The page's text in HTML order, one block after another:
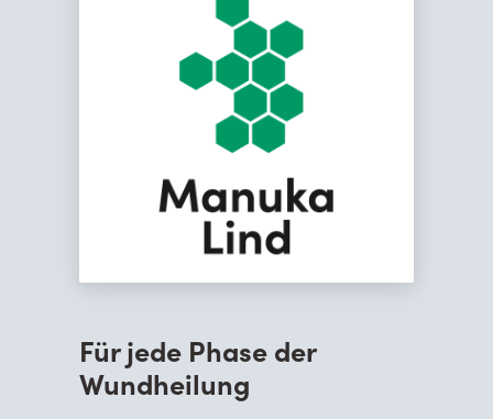
Für jede Phase der
Wundheilung